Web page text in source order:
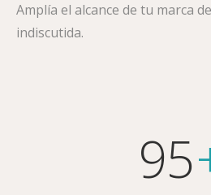
Amplía el alcance de tu marca
indiscutida.
95